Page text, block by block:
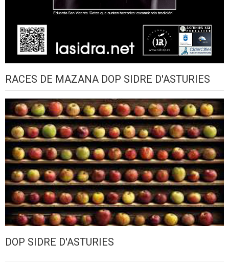
RACES DE MAZANA DOP SIDRE D'ASTURIES
DOP SIDRE D'ASTURIES